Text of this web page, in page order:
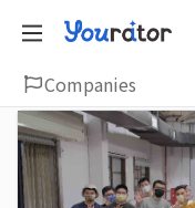
Companies